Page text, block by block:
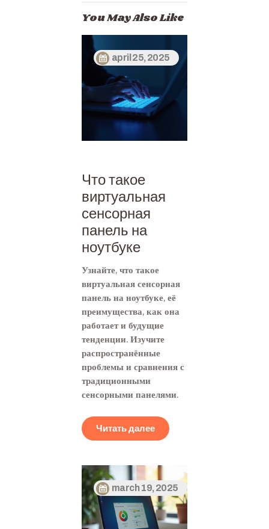
You May Also Like
april 25, 2025
Что такое
виртуальная
сенсорная
панель на
ноутбуке
Узнайте, что такое
виртуальная сенсорная
панель на ноутбуке, её
преимущества, как она
работает и будущие
тенденции. Изучите
распространённые
проблемы и сравнения с
традиционными
сенсорными панелями.
Читать далее
march 19, 2025